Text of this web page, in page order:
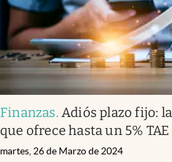
Finanzas.Adiós plazo fijo:
que ofrece hasta un 5%
martes, 26 de Marzo de 2024